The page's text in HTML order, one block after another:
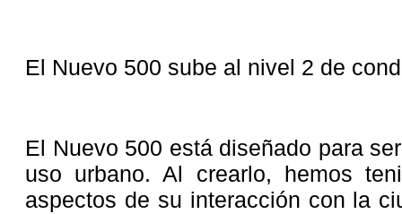
El Nuevo 500 sube al nivel 2 de
El Nuevo 500 está diseñado para
uso urbano. Al crearlo, hemos
aspectos de su interacción con la